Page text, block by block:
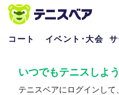
コート イベント･大会
いつでもテニスしよう
テニスベアにログインして